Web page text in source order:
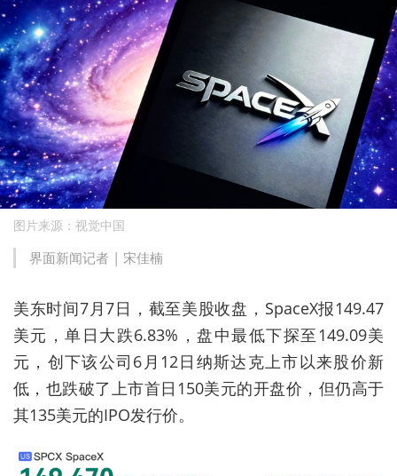
图片来源：视觉中国
界面新闻记者 | 宋佳楠
美东时间7月7日，截至美股收盘，SpaceX报149.47
美元，单日大跌6.83%，盘中最低下探至149.09美
元，创下该公司6月12日纳斯达克上市以来股价新
低，也跌破了上市首日150美元的开盘价，但仍高于
其135美元的IPO发行价。